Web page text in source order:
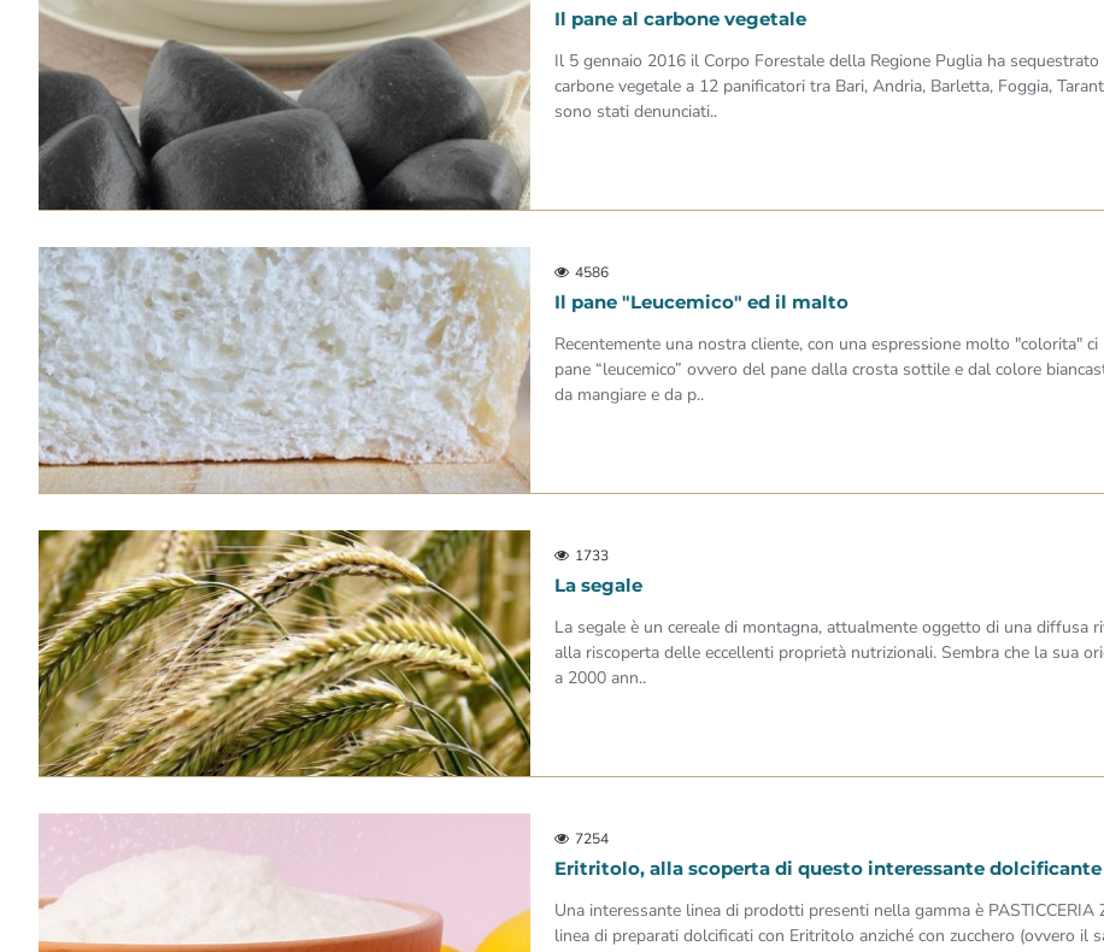
Il pane al carbone vegetale
Il 5 gennaio 2016 il Corpo Forestale della Regione Puglia ha
carbone vegetale a 12 panificatori tra Bari, Andria, Barletta, Foggia,
sono stati denunciati..
4586
Il pane "Leucemico" ed il malto
Recentemente una nostra cliente, con una espressione molto "colorita"
pane “leucemico” ovvero del pane dalla crosta sottile e dal colore
da mangiare e da p..
1733
La segale
La segale è un cereale di montagna, attualmente oggetto di una diffusa
alla riscoperta delle eccellenti proprietà nutrizionali. Sembra che la sua
a 2000 ann..
7254
Eritritolo, alla scoperta di questo interessante
Una interessante linea di prodotti presenti nella gamma è PASTICCERIA
linea di preparati dolcificati con Eritritolo anziché con zucchero (ovvero il